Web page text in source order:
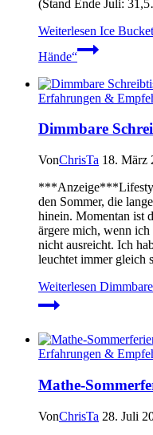
(Stand Ende Juli:
Weiterlesen Ice
Hände“
Erfahrungen &
Dimmbare
VonChrisTa 18. März
den Sommer, die
hinein. Momentan ist
ärgere mich, wenn
nicht ausreicht. Ich
leuchtet immer gleich
Weiterlesen
Erfahrungen &
Mathe-
VonChrisTa 28. Juli